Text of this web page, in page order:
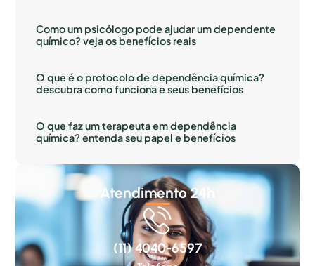
Como um psicólogo pode ajudar um dependente
químico? veja os benefícios reais
O que é o protocolo de dependência química?
descubra como funciona e seus benefícios
O que faz um terapeuta em dependência
química? entenda seu papel e benefícios
Atendimento 24h
(11) 4040-6597